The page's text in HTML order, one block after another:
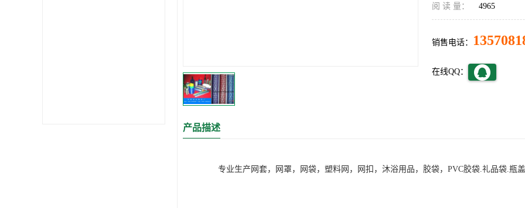
阅 读 量： 4965
销售电话：
在线QQ：
产品描述
专业生产网套，网罩，网袋，塑料网，网扣，沐浴用品，胶袋，PVC胶袋.礼品袋.